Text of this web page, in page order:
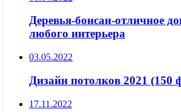
Деревья-бонсаи-отличное
любого интерьера
03.05.2022
Дизайн потолков 2021 (150
17.11.2022